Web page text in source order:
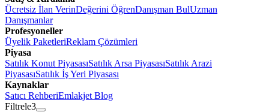
Ücretsiz İlan VerinDeğerini ÖğrenDanışman BulUzman
Danışmanlar
Profesyoneller
Üyelik PaketleriReklam Çözümleri
Piyasa
Satılık Konut PiyasasıSatılık Arsa PiyasasıSatılık Arazi
PiyasasıSatılık İş Yeri Piyasası
Kaynaklar
Satıcı RehberiEmlakjet Blog
Filtrele3